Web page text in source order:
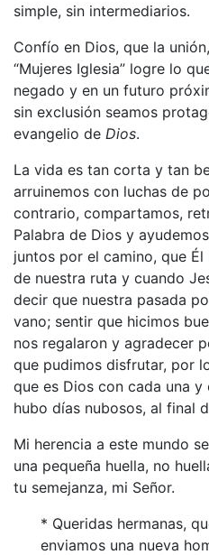
simple, sin intermediarios.
Confío en Dios, que la
“Mujeres Iglesia” logre lo
negado y en un futuro
sin exclusión seamos
evangelio de Dios.
La vida es tan corta y tan
arruinemos con luchas de
contrario, compartamos,
Palabra de Dios y
juntos por el camino, que
de nuestra ruta y cuando
decir que nuestra pasada
vano; sentir que hicimos
nos regalaron y agradecer
que pudimos disfrutar, por
que es Dios con cada una y
hubo días nubosos, al final
Mi herencia a este mundo
una pequeña huella, no
tu semejanza, mi Señor.
* Queridas hermanas,
enviamos una nueva